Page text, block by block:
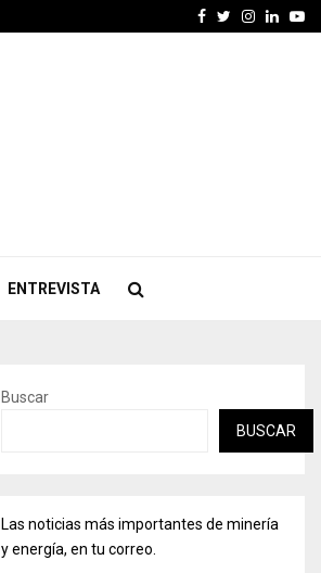
Facebook
Twitter
ENTREVISTA
Buscar
BUSCAR
Las noticias más importantes de minería
y energía, en tu correo.